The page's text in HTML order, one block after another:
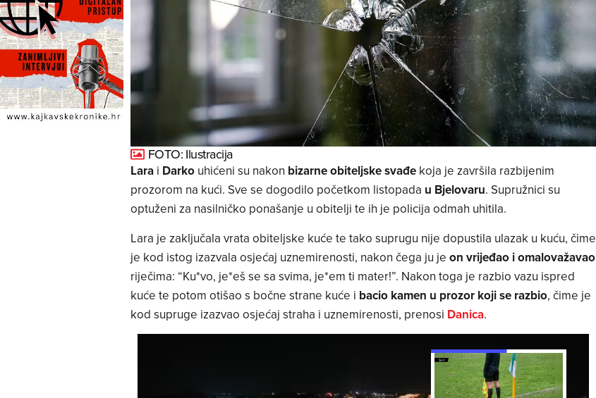
FOTO: Ilustracija
Larai Darkouhićeni su nakon bizarne obiteljske svađekoja je završila razbijenim
prozorom na kući. Sve se dogodilo početkom listopada u Bjelovaru. Supružnici su
optuženi za nasilničko ponašanje u obitelji te ih je policija odmah uhitila.
Lara je zaključala vrata obiteljske kuće te tako suprugu nije dopustila ulazak u kuću, čime
je kod istog izazvala osjećaj uznemirenosti, nakon čega ju je on vrijeđao i omalovažavao
riječima: “Ku*vo, je*eš se sa svima, je*em ti mater!”. Nakon toga je razbio vazu ispred
kuće te potom otišao s bočne strane kuće i bacio kamen u prozor koji se razbio, čime je
kod supruge izazvao osjećaj straha i uznemirenosti, prenosi Danica.